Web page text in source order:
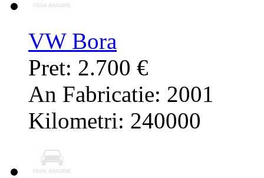
VW Bora
Pret: 2.700 €
An Fabricatie: 2001
Kilometri: 240000